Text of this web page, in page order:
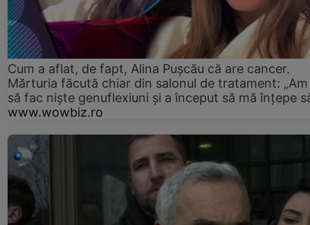
Cum a aflat, de fapt, Alina Pușcău că are cancer.
Mărturia făcută chiar din salonul de tratament:
să fac niște genuflexiuni și a început să mă înțepe
www.wowbiz.ro